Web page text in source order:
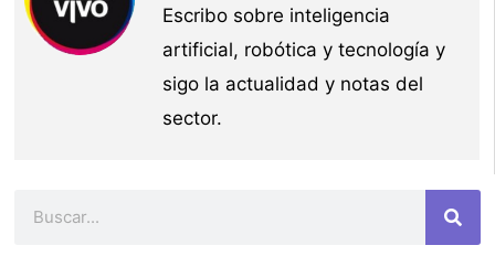
Escribo sobre inteligencia
artificial, robótica y tecnología y
sigo la actualidad y notas del
sector.